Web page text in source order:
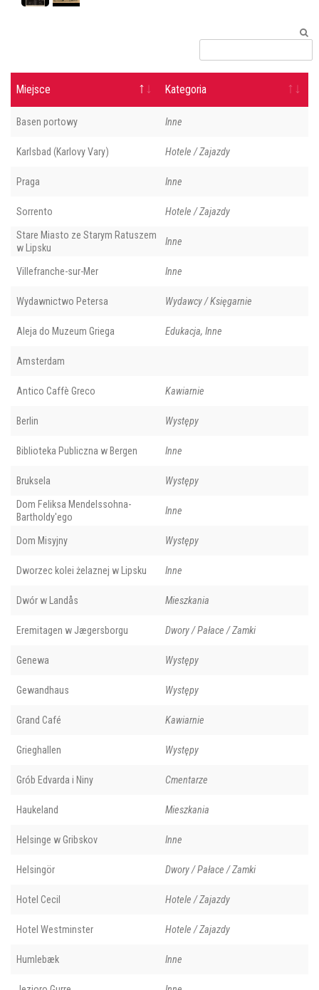
Miejsce Kategoria
Basen portowy Inne
Karlsbad (Karlovy Vary) Hotele / Zajazdy
Praga Inne
Sorrento Hotele / Zajazdy
Stare Miasto ze Starym Ratuszem
w Lipsku
Inne
Villefranche-sur-Mer Inne
Wydawnictwo Petersa Wydawcy / Księgarnie
Aleja do Muzeum Griega Edukacja, Inne
Amsterdam
Antico Caffè Greco Kawiarnie
Berlin Występy
Biblioteka Publiczna w Bergen Inne
Bruksela Występy
Dom Feliksa Mendelssohna-
Bartholdy'ego
Inne
Dom Misyjny Występy
Dworzec kolei żelaznej w Lipsku Inne
Dwór w Landås Mieszkania
Eremitagen w Jægersborgu Dwory / Pałace / Zamki
Genewa Występy
Gewandhaus Występy
Grand Café Kawiarnie
Grieghallen Występy
Grób Edvarda i Niny Cmentarze
Haukeland Mieszkania
Helsinge w Gribskov Inne
Helsingör Dwory / Pałace / Zamki
Hotel Cecil Hotele / Zajazdy
Hotel Westminster Hotele / Zajazdy
Humlebæk Inne